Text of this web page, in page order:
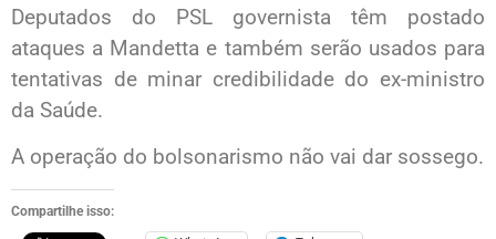
Deputados do PSL governista têm postado
ataques a Mandetta e também serão usados para
tentativas de minar credibilidade do ex-ministro
da Saúde.
A operação do bolsonarismo não vai dar sossego.
Compartilhe isso: